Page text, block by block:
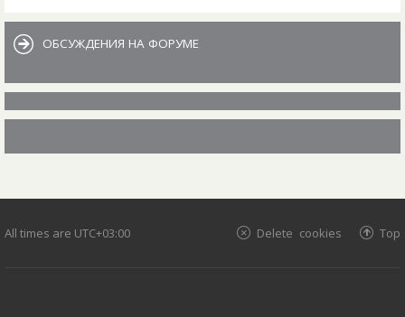
ОБСУЖДЕНИЯ НА ФОРУМЕ
All times are UTC+03:00 Top
Delete cookies